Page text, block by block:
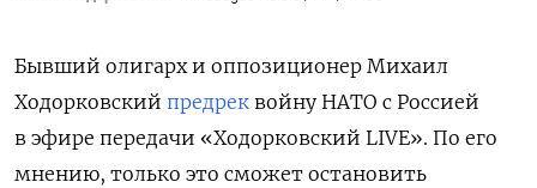
Бывший олигарх и оппозиционер Михаил
Ходорковский предрек войну НАТО с Россией
в эфире передачи «Ходорковский LIVE». По его
мнению, только это сможет остановить